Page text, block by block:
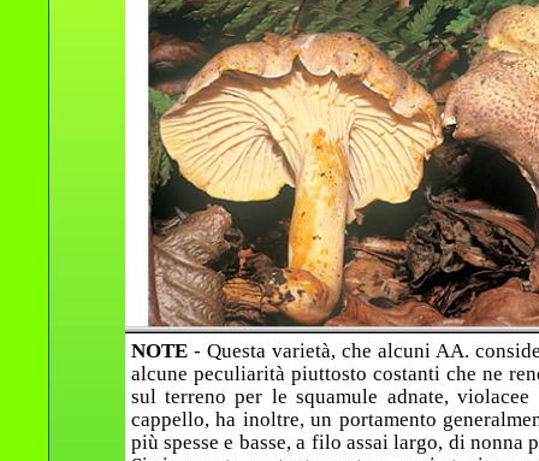
NOTE - Questa varietà, che alcuni AA.
alcune peculiarità piuttosto costanti che ne
sul terreno per le squamule adnate,
cappello, ha inoltre, un portamento
più spesse e basse, a filo assai largo, di